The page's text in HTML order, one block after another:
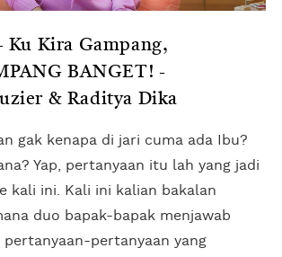
Ku Kira Gampang,
BANGET! -
& Raditya Dika
gak kenapa di jari cuma ada Ibu?
Yap, pertanyaan itu lah yang jadi
kali ini. Kali ini kalian bakalan
duo bapak-bapak menjawab
pertanyaan-pertanyaan yang